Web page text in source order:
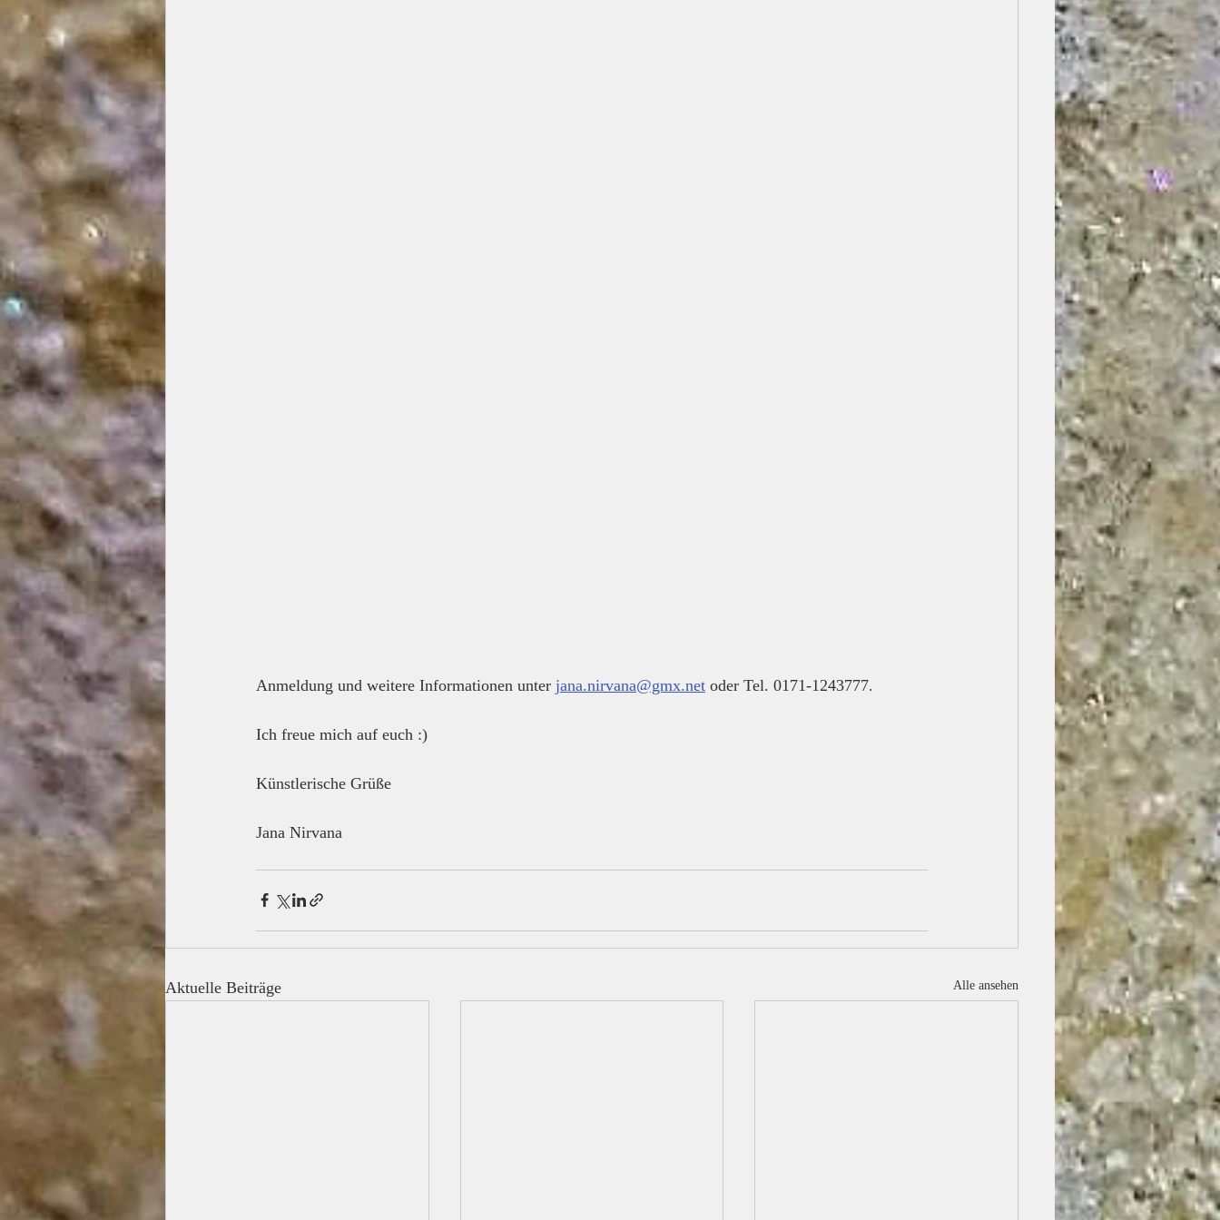
Anmeldung und weitere Informationen unter jana.nirvana@gmx.net oder Tel. 0171-1243777.
Ich freue mich auf euch :)
Künstlerische Grüße
Jana Nirvana
Aktuelle Beiträge Alle ansehen